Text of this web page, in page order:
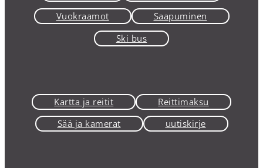
Vuokraamot
Saapuminen
Ski bus
Kartta ja reitit
Reittimaksu
Sää ja kamerat
uutiskirje